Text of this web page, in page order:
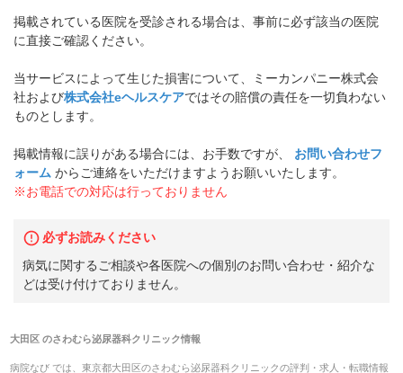
掲載されている医院を受診される場合は、事前に必ず該当の医院
に直接ご確認ください。
当サービスによって生じた損害について、ミーカンパニー株式会
社および株式会社eヘルスケアではその賠償の責任を一切負わない
ものとします。
掲載情報に誤りがある場合には、お手数ですが、
お問い合わせフ
ォーム からご連絡をいただけますようお願いいたします。
※お電話での対応は行っておりません
必ずお読みください
病気に関するご相談や各医院への個別のお問い合わせ・紹介な
どは受け付けておりません。
大田区のさわむら泌尿器科クリニック情報
病院なび では、 東京都大田区のさわむら泌尿器科クリニックの評判・求人・転職情報